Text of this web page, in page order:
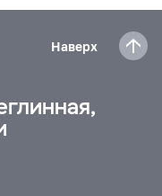
Наверх